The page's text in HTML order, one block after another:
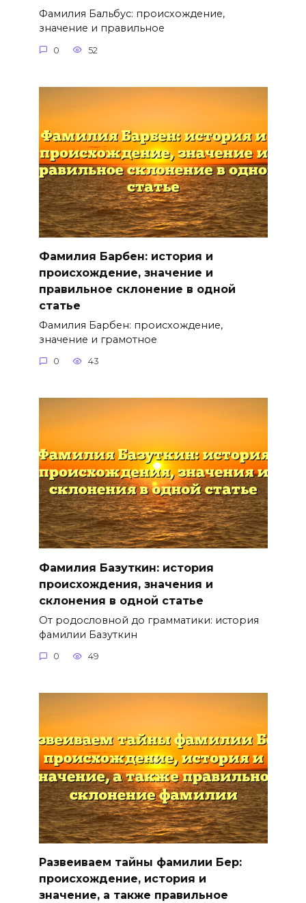
Фамилия Бальбус: происхождение,
значение и правильное
0 52
Фамилия Барбен: история и
происхождение, значение и
правильное склонение в одной
статье
Фамилия Барбен: происхождение,
значение и грамотное
0 43
Фамилия Базуткин: история
происхождения, значения и
склонения в одной статье
От родословной до грамматики: история
фамилии Базуткин
0 49
Развеиваем тайны фамилии Бер:
происхождение, история и
значение, а также правильное